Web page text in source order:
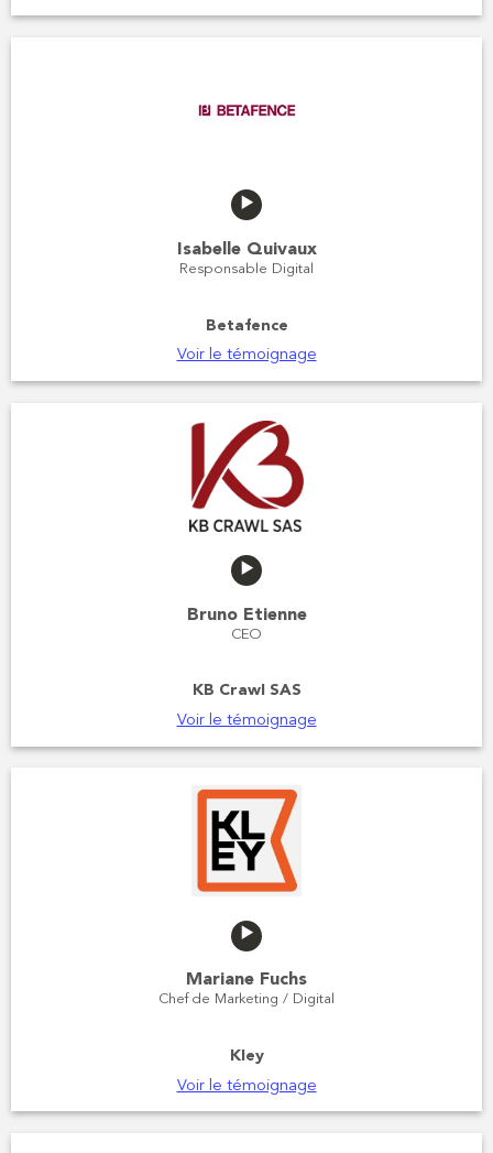
Isabelle Quivaux
Responsable Digital
Betafence
Voir le témoignage
Bruno Etienne
CEO
KB Crawl SAS
Voir le témoignage
Mariane Fuchs
Chef de Marketing / Digital
Kley
Voir le témoignage